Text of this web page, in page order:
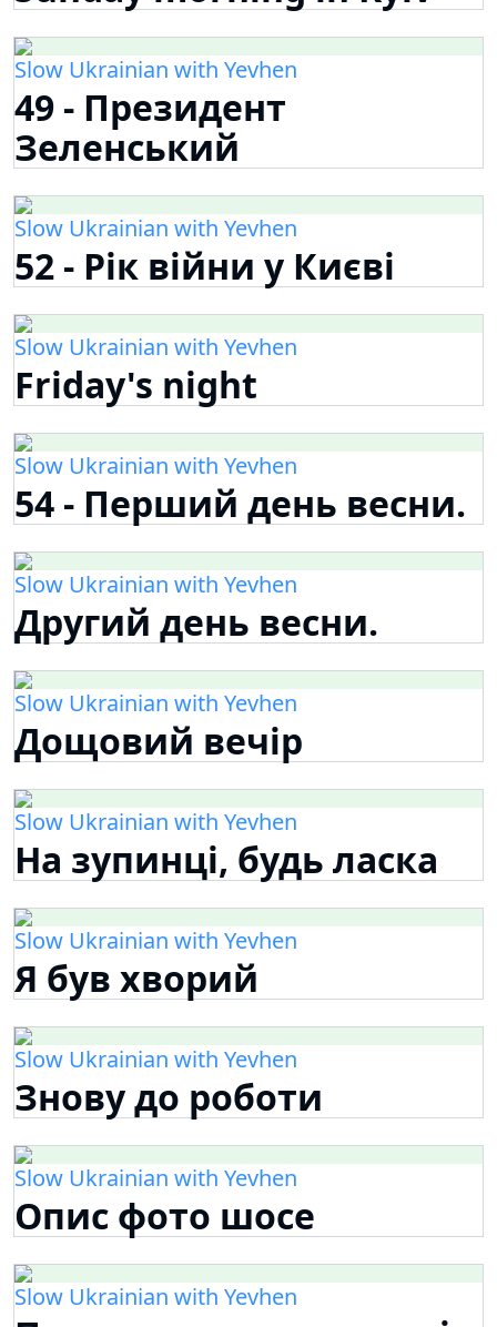
Slow Ukrainian with Yevhen
49 - Президент
Зеленський
Slow Ukrainian with Yevhen
52 - Рік війни у Києві
Slow Ukrainian with Yevhen
Friday's night
Slow Ukrainian with Yevhen
54 - Перший день весни.
Slow Ukrainian with Yevhen
Другий день весни.
Slow Ukrainian with Yevhen
Дощовий вечір
Slow Ukrainian with Yevhen
На зупинці, будь ласка
Slow Ukrainian with Yevhen
Я був хворий
Slow Ukrainian with Yevhen
Знову до роботи
Slow Ukrainian with Yevhen
Опис фото шосе
Slow Ukrainian with Yevhen